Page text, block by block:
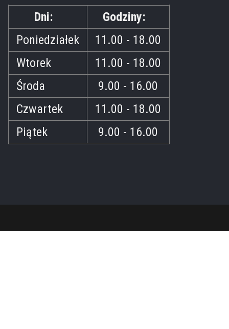
Dni:
Godziny:
Poniedziałek
11.00 - 18.00
Wtorek
11.00 - 18.00
Środa
9.00 - 16.00
Czwartek
11.00 - 18.00
Piątek
9.00 - 16.00